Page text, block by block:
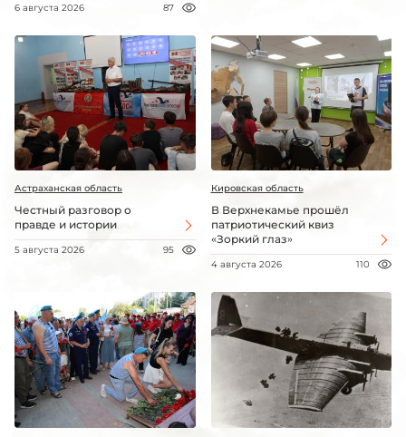
6 августа 2026 87
Астраханская область
Честный разговор о
правде и истории
5 августа 2026 95
Кировская область
В Верхнекамье прошёл
патриотический квиз
«Зоркий глаз»
4 августа 2026 110